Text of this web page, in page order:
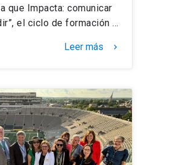
que Impacta: comunicar
el ciclo de formación …
Leer más keyboard_arrow_right